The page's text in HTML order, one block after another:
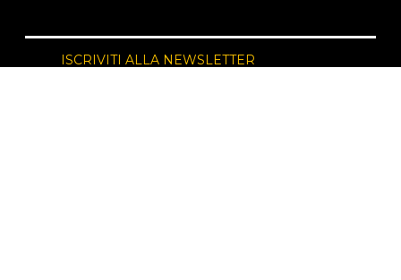
ISCRIVITI ALLA NEWSLETTER